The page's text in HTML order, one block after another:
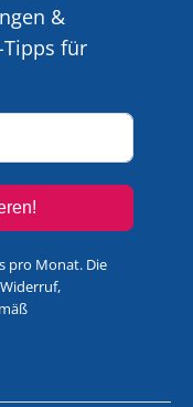
&
Tipps für
pro Monat. Die